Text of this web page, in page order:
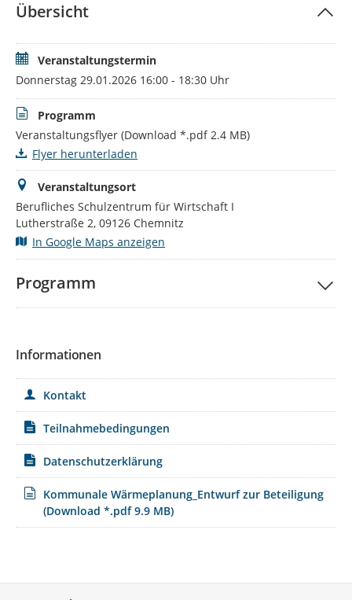
⦁ Verbraucherzentrale Sachsen e. V.
Die Teilnahme ist kostenlos. Eine Anmeldung ist
erforderlich.
*Hinsichtlich der vertretenen Organisationen sind
Änderungen vorbehalten.
Übersicht
Veranstaltungstermin
Donnerstag 29.01.2026 16:00 - 18:30 Uhr
Programm
Veranstaltungsflyer (Download *.pdf 2.4 MB)
Flyer herunterladen
Veranstaltungsort
Berufliches Schulzentrum für Wirtschaft I
Lutherstraße 2, 09126 Chemnitz
In Google Maps anzeigen
Programm
Informationen
Kontakt
Teilnahmebedingungen
Datenschutzerklärung
Kommunale Wärmeplanung_Entwurf zur Beteiligung
(Download *.pdf 9.9 MB)